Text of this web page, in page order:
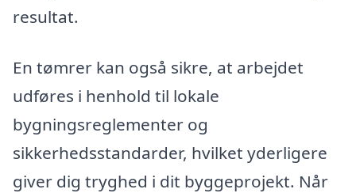
resultat.
En tømrer kan også sikre, at arbejdet
udføres i henhold til lokale
bygningsreglementer og
sikkerhedsstandarder, hvilket yderligere
giver dig tryghed i dit byggeprojekt. Når